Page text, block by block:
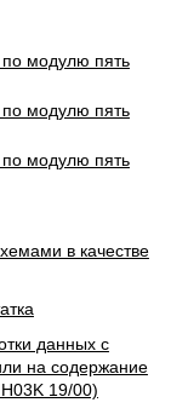
в качестве
данных с
на содержание
19/00)